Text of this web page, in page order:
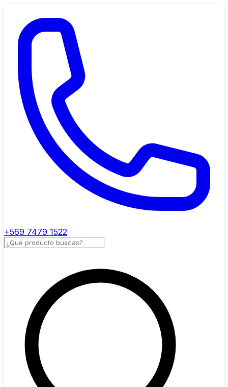
+569 7479 1522
Buscar productos